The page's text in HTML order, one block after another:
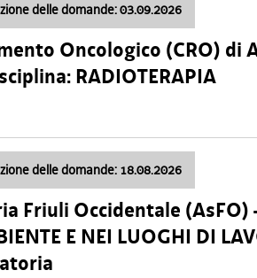
delle domande: 03.09.2026
Oncologico (CRO) di
RADIOTERAPIA
delle domande: 18.08.2026
Friuli Occidentale (AsFO)
E NEI LUOGHI DI